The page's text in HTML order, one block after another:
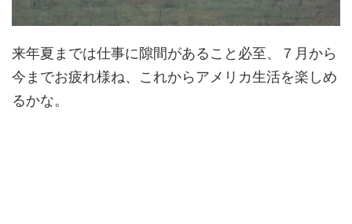
来年夏までは仕事に隙間があること必至、７月から
今までお疲れ様ね、これからアメリカ生活を楽しめ
るかな。